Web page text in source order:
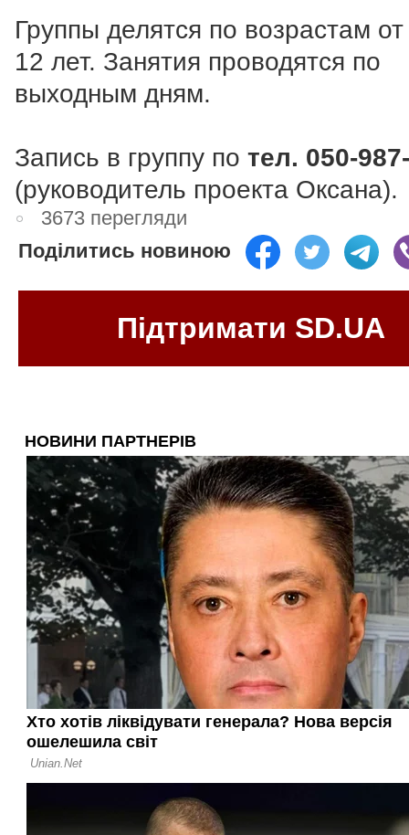
Группы делятся по возрастам
12 лет. Занятия проводятся по
выходным дням.
Запись в группу по тел. 050-
(руководитель проекта Оксана).
3673 перегляди
Поділитись новиною
Підтримати SD.UA